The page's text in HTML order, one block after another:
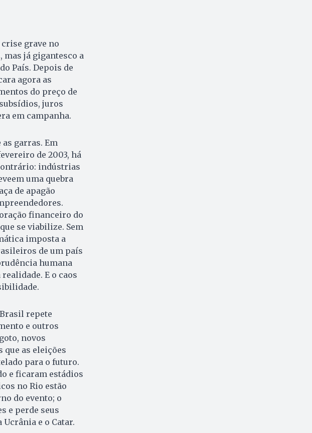
grave no
já gigantesco a
País. Depois de
agora as
do preço de
juros
em campanha.
garras. Em
de 2003, há
indústrias
uma quebra
de apagão
financeiro do
se viabilize. Sem
imposta a
de um país
humana
E o caos
repete
e outros
novos
as eleições
para o futuro.
e ficaram estádios
no Rio estão
do evento; o
e perde seus
e o Catar.